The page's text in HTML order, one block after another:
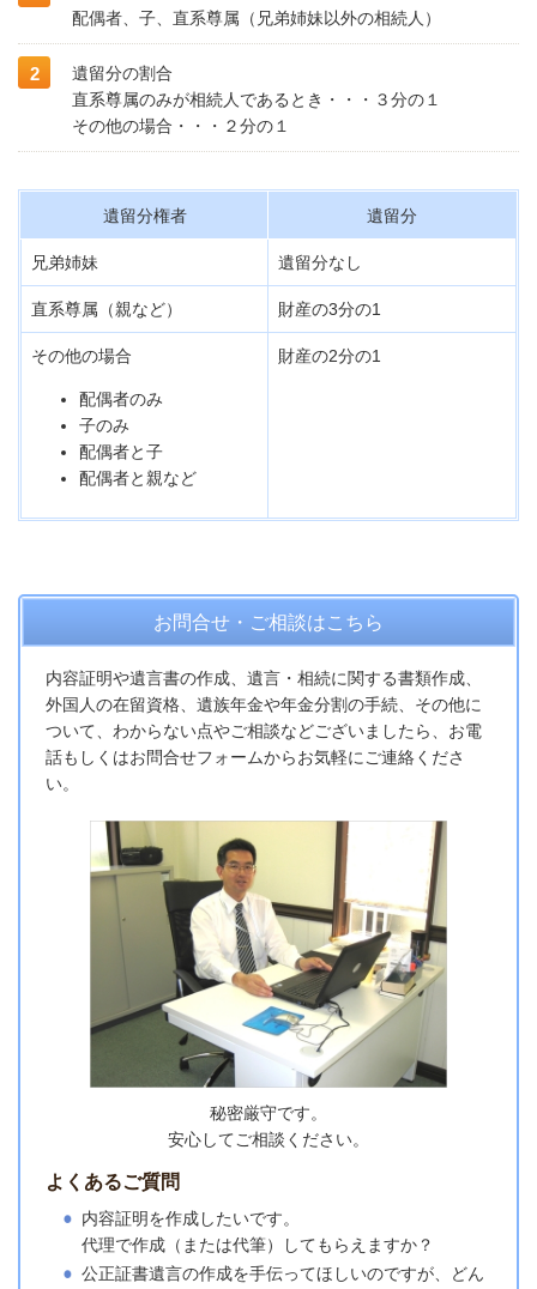
配偶者、子、直系尊属（兄弟姉妹以外の相続人）
遺留分の割合
直系尊属のみが相続人であるとき・・・３分の１
その他の場合・・・２分の１
遺留分権者 遺留分
兄弟姉妹 遺留分なし
直系尊属（親など） 財産の3分の1
その他の場合
配偶者のみ
子のみ
配偶者と子
配偶者と親など
財産の2分の1
お問合せ・ご相談はこちら
内容証明や遺言書の作成、遺言・相続に関する書類作成、
外国人の在留資格、遺族年金や年金分割の手続、その他に
ついて、わからない点やご相談などございましたら、お電
話もしくはお問合せフォームからお気軽にご連絡くださ
い。
秘密厳守です。
安心してご相談ください。
よくあるご質問
内容証明を作成したいです。
代理で作成（または代筆）してもらえますか？
公正証書遺言の作成を手伝ってほしいのですが、どん